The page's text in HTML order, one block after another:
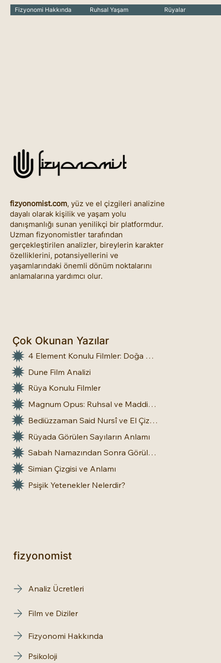
Fizyonomi Hakkında Ruhsal Yaşam Rüyalar
fizyonomist.com, yüz ve el çizgileri analizine
dayalı olarak kişilik ve yaşam yolu
danışmanlığı sunan yenilikçi bir platformdur.
Uzman fizyonomistler tarafından
gerçekleştirilen analizler, bireylerin karakter
özelliklerini, potansiyellerini ve
yaşamlarındaki önemli dönüm noktalarını
anlamalarına yardımcı olur.
Çok Okunan Yazılar
4 Element Konulu Filmler: Doğa Üstü Güçler
Dune Film Analizi
Rüya Konulu Filmler
Magnum Opus: Ruhsal ve Maddi Dönüşümün Büyük Eseri
Bediüzzaman Said Nursî ve El Çizgileri: İnsan Doğasına Dair Bir Bakış
Rüyada Görülen Sayıların Anlamı
Sabah Namazından Sonra Görülen Rüya Gerçek Olur mu?
Simian Çizgisi ve Anlamı
Psişik Yetenekler Nelerdir?
fizyonomist
Analiz Ücretleri
Film ve Diziler
Fizyonomi Hakkında
Psikoloji